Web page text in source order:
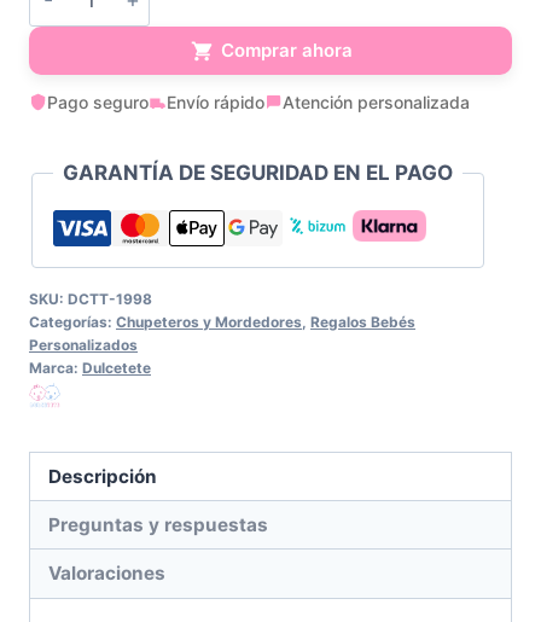
Chupetero
Silicona
Personalizado
en
País...
cantidad
Comprar ahora
Pago seguro Envío rápido Atención personalizada
GARANTÍA DE SEGURIDAD EN EL PAGO
SKU: DCTT-1998
Categorías: Chupeteros y Mordedores Regalos Bebés
Personalizados
Marca: Dulcetete
Descripción
Preguntas y respuestas
Valoraciones